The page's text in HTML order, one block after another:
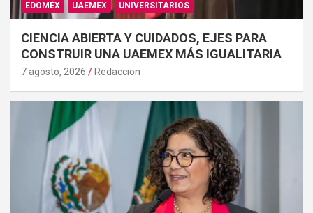
EDOMÉX UAEMEX UNIVERSITARIOS
CIENCIA ABIERTA Y CUIDADOS, EJES PARA
CONSTRUIR UNA UAEMEX MÁS IGUALITARIA
7 agosto, 2026 Redaccion